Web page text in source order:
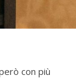
con più